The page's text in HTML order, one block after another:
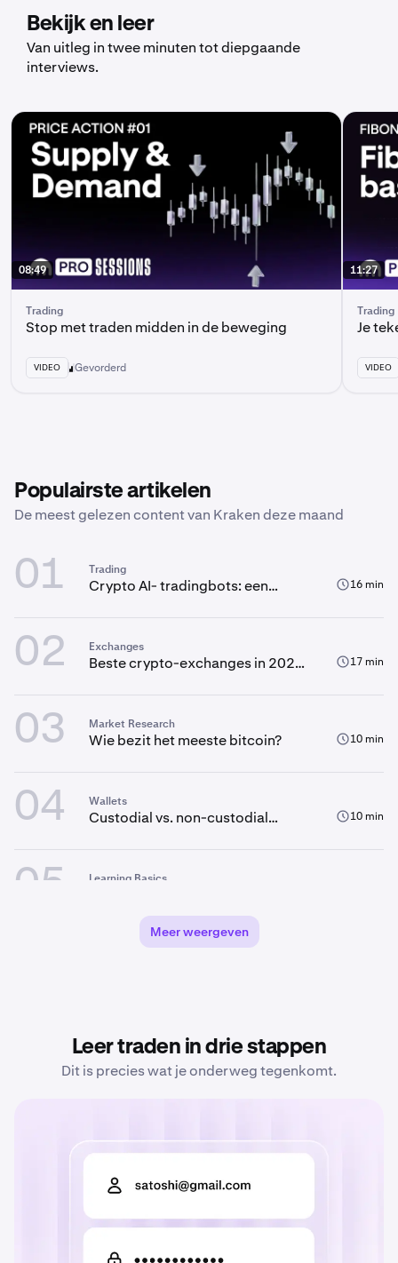
Bekijk en leer
Van uitleg in twee minuten tot diepgaande
interviews.
08:49
Trading
Stop met traden midden in de beweging
VIDEO Gevorderd
11:27
Trading
Je
VIDEO
Populairste artikelen
De meest gelezen content van Kraken deze maand
01 Trading
Crypto AI- tradingbots: een
16 min
02 Exchanges
Beste crypto-exchanges in 2026:
17 min
03 Market Research
Wie bezit het meeste bitcoin? 10 min
04 Wallets
Custodial vs. non-custodial
10 min
05 Learning Basics
complete gids
De beste platforms voor crypto-
futures in 2026
complete gids voor DCA in crypto
Meer weergeven
Leer traden in drie stappen
Dit is precies wat je onderweg tegenkomt.